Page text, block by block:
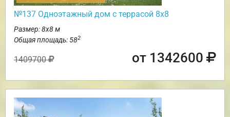
№137 Одноэтажный дом с террасой 8х8
Размер: 8х8 м
Общая площадь: 582
1409700 от 1342600